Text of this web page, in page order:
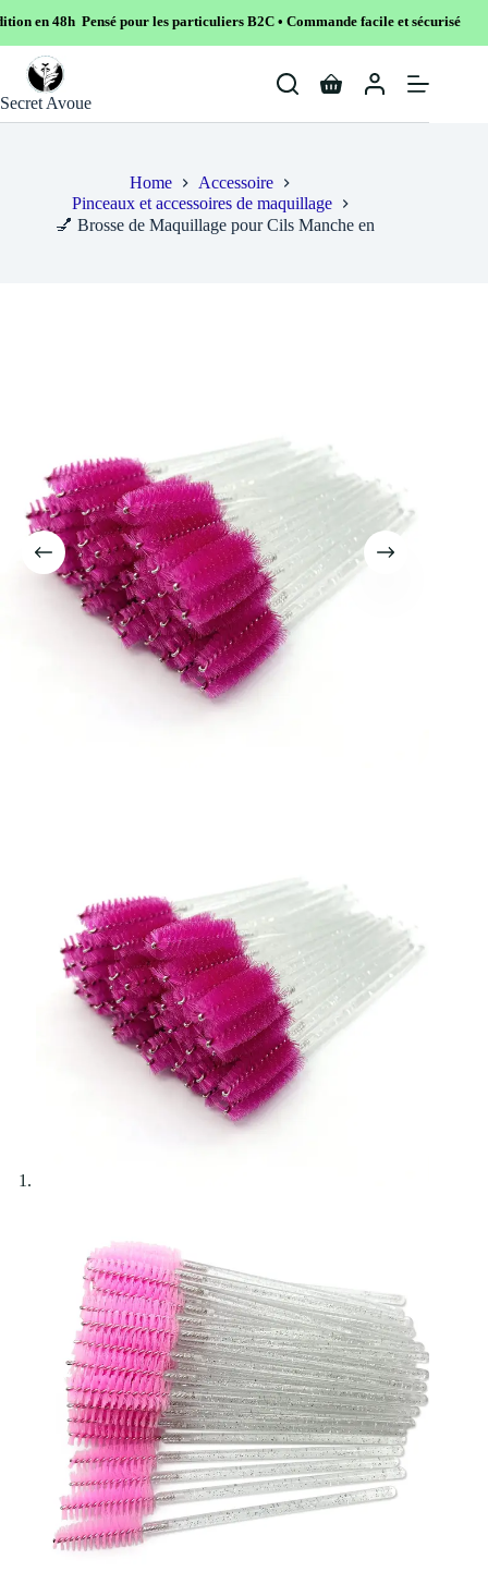
pour les particuliers B2C • Commande facile et sécurisé
content
Secret Avoue
Shopping
Home
Accessoire
Pinceaux et accessoires de maquillage
💅 Brosse de Maquillage pour Cils Manche en